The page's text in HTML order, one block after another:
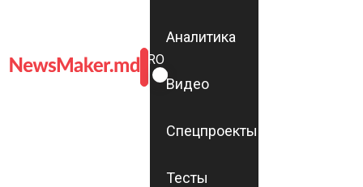
ROMÂNĂ
RU
Аналитика
Видео
Спецпроекты
Тесты